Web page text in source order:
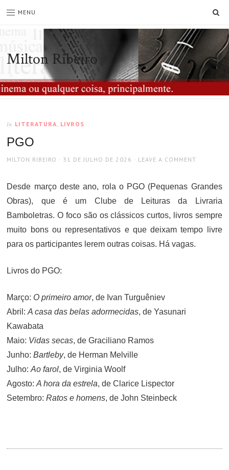
MENU
Milton Ribeiro
In LITERATURA, LIVROS
PGO
AUTHOR
MILTON RIBEIRO
POSTED
31 DE JULHO DE 2026 LEAVE A COMMENT
Desde março deste ano, rola o PGO (Pequenas Grandes
Obras), que é um Clube de Leituras da Livraria
Bamboletras. O foco são os clássicos curtos, livros sempre
muito bons ou representativos e que deixam tempo livre
para os participantes lerem outras coisas. Há vagas.
Livros do PGO:
Março: O primeiro amor, de Ivan Turguêniev
Abril:A casa das belas adormecidas, de Yasunari
Kawabata
Maio: Vidas secas, de Graciliano Ramos
Junho:Bartleby, de Herman Melville
Julho:Ao farol, de Virginia Woolf
Agosto:A hora da estrela, de Clarice Lispector
Setembro:Ratos e homens, de John Steinbeck